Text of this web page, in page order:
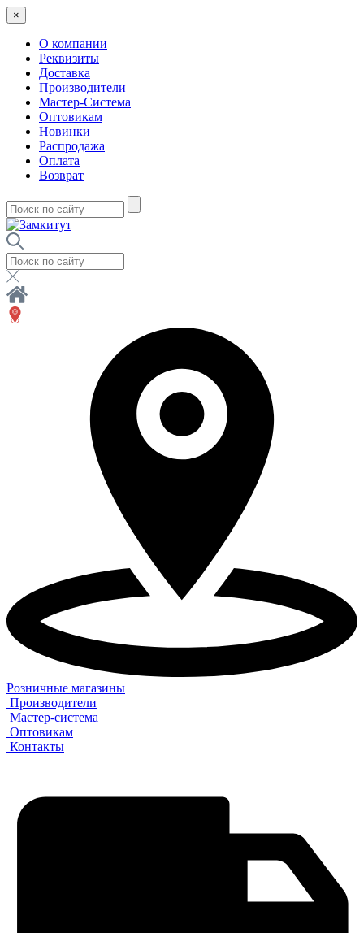
×
О компании
Реквизиты
Доставка
Производители
Мастер-Система
Оптовикам
Новинки
Распродажа
Оплата
Возврат
Розничные магазины
Производители
Мастер-система
Оптовикам
Контакты